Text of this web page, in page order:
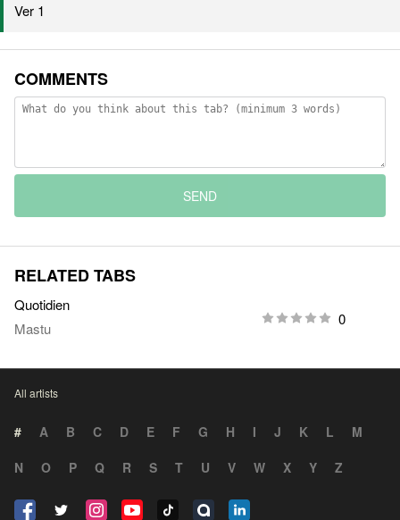
Ver 1
COMMENTS
SEND
RELATED TABS
Quotidien
Mastu
0
All artists
# A B C D E F G H I J K L
M
N
O P Q R S T U V W X Y Z